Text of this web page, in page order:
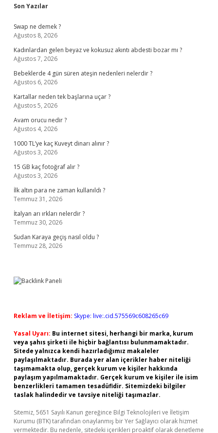
Sidebar
Son Yazılar
Swap ne demek ?
Ağustos 8, 2026
Kadınlardan gelen beyaz ve kokusuz akıntı abdesti bozar mı ?
Ağustos 7, 2026
Bebeklerde 4 gün süren ateşin nedenleri nelerdir ?
Ağustos 6, 2026
Kartallar neden tek başlarına uçar ?
Ağustos 5, 2026
Avam orucu nedir ?
Ağustos 4, 2026
1000 TL’ye kaç Kuveyt dinarı alınır ?
Ağustos 3, 2026
15 GB kaç fotoğraf alır ?
Ağustos 3, 2026
İlk altın para ne zaman kullanıldı ?
Temmuz 31, 2026
İtalyan arı ırkları nelerdir ?
Temmuz 30, 2026
Sudan Karaya geçiş nasıl oldu ?
Temmuz 28, 2026
Reklam ve İletişim: Skype: live:.cid.575569c608265c69
Yasal Uyarı: Bu internet sitesi, herhangi bir marka, kurum
veya şahıs şirketi ile hiçbir bağlantısı bulunmamaktadır.
Sitede yalnızca kendi hazırladığımız makaleler
paylaşılmaktadır. Burada yer alan içerikler haber niteliği
taşımamakta olup, gerçek kurum ve kişiler hakkında
paylaşım yapılmamaktadır. Gerçek kurum ve kişiler ile isim
benzerlikleri tamamen tesadüfidir. Sitemizdeki bilgiler
taslak halindedir ve tavsiye niteliği taşımazlar.
Sitemiz, 5651 Sayılı Kanun gereğince Bilgi Teknolojileri ve İletişim
Kurumu (BTK) tarafından onaylanmış bir Yer Sağlayıcı olarak hizmet
vermektedir. Bu nedenle, sitedeki içerikleri proaktif olarak denetleme